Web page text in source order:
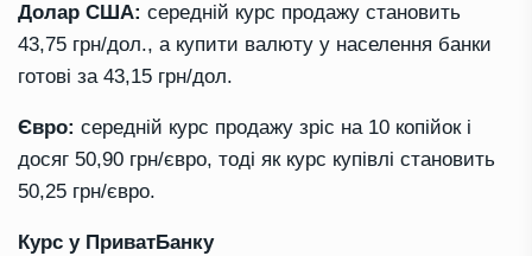
Долар США: середній курс продажу становить
43,75 грн/дол., а купити валюту у населення банки
готові за 43,15 грн/дол.
Євро: середній курс продажу зріс на 10 копійок і
досяг 50,90 грн/євро, тоді як курс купівлі становить
50,25 грн/євро.
Курс у ПриватБанку